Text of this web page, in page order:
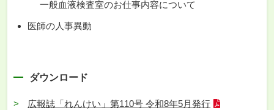
一般血液検査室のお仕事内容について
医師の人事異動
ダウンロード
広報誌「れんけい」第110号 令和8年5月発行